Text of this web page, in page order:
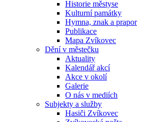
Historie městyse
Kulturní památky
Hymna, znak a prapor
Publikace
Mapa Zvíkovec
Dění v městečku
Aktuality
Kalendář akcí
Akce v okolí
Galerie
O nás v mediích
Subjekty a služby
Hasiči Zvíkovec